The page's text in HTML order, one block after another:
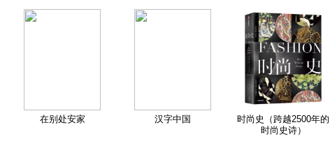
在别处安家 汉字中国
时尚史（跨越2500年的
时尚史诗）